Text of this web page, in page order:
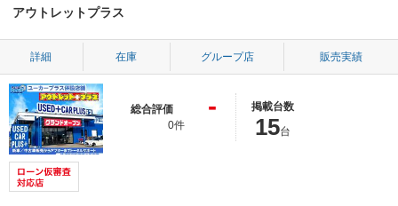
アウトレットプラス
詳細 在庫 グループ店 販売実績
総合評価 -
0件
掲載台数
15台